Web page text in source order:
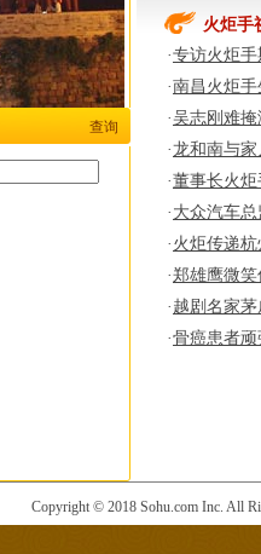
查询
火炬手
·专访火炬
·南昌火炬
·吴志刚难
·龙和南与
·董事长火
· 大众汽车
· 火炬传递
·郑雄鹰微
· 越剧名家
·骨癌患者
Copyright © 2018 Sohu.com Inc. All